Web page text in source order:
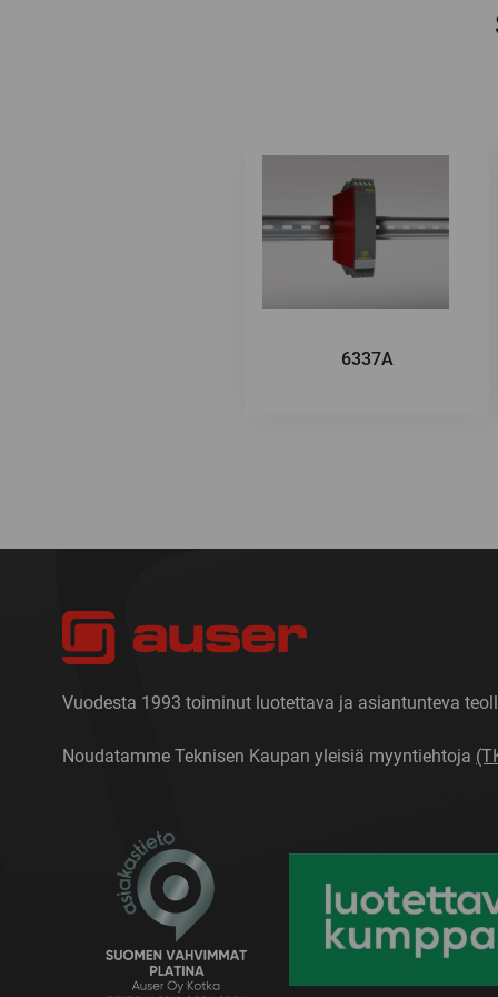
6337A
Vuodesta 1993 toiminut luotettava ja asiantunteva
Noudatamme Teknisen Kaupan yleisiä myyntiehtoja